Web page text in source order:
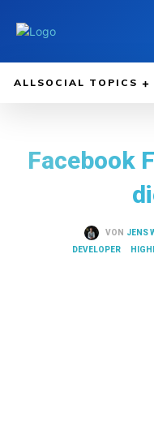
ALLSOCIAL TOPICS
Facebook
VON JENS
DEVELOPER